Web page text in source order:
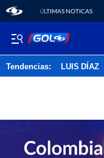
ÚLTIMAS NOTICAS
Tendencias: LUIS DÍAZ